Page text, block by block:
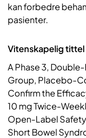
kan forbedre
pasienter.
Vitenskapelig tittel
A Phase 3,
Group, Placebo-
Confirm the
10 mg Twice-
Open-Label
Short Bowel